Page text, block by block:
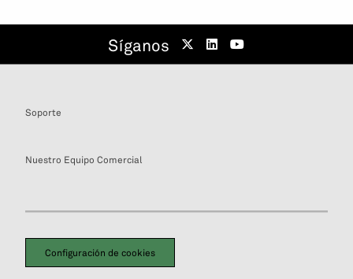
Síganos
Soporte
Nuestro Equipo Comercial
Configuración de cookies